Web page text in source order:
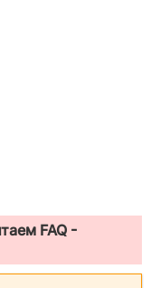
FAQ -